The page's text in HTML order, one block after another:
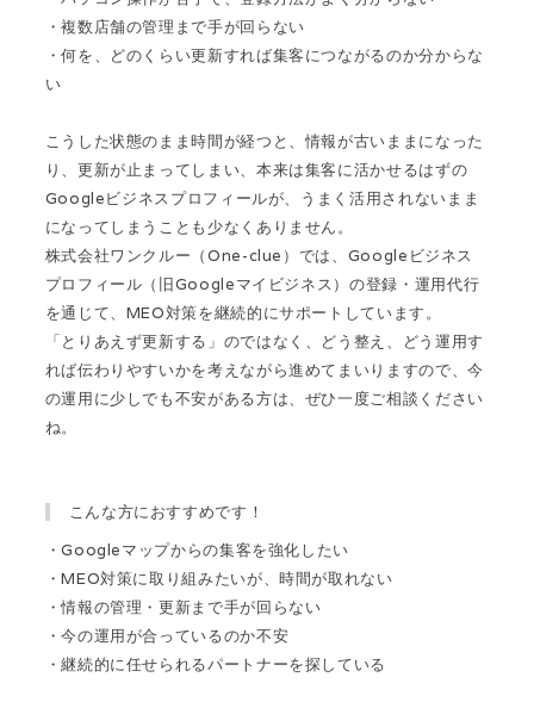
・複数店舗の管理まで手が回らない
・何を、どのくらい更新すれば集客につながるのか分からな
い
こうした状態のまま時間が経つと、情報が古いままになった
り、更新が止まってしまい、本来は集客に活かせるはずの
Googleビジネスプロフィールが、うまく活用されないまま
になってしまうことも少なくありません。
株式会社ワンクルー（One-clue）では、Googleビジネス
プロフィール（旧Googleマイビジネス）の登録・運用代行
を通じて、MEO対策を継続的にサポートしています。
「とりあえず更新する」のではなく、どう整え、どう運用す
れば伝わりやすいかを考えながら進めてまいりますので、今
の運用に少しでも不安がある方は、ぜひ一度ご相談ください
ね。
こんな方におすすめです！
・Googleマップからの集客を強化したい
・MEO対策に取り組みたいが、時間が取れない
・情報の管理・更新まで手が回らない
・今の運用が合っているのか不安
・継続的に任せられるパートナーを探している